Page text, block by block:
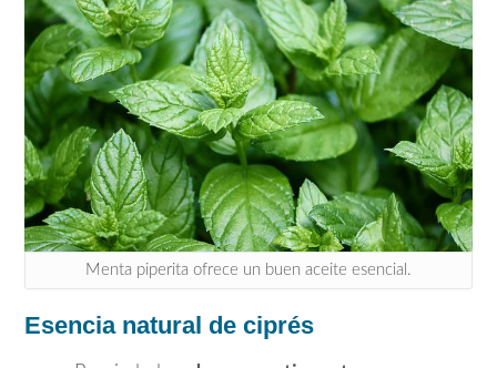
Menta piperita ofrece un buen aceite esencial.
Esencia natural de ciprés